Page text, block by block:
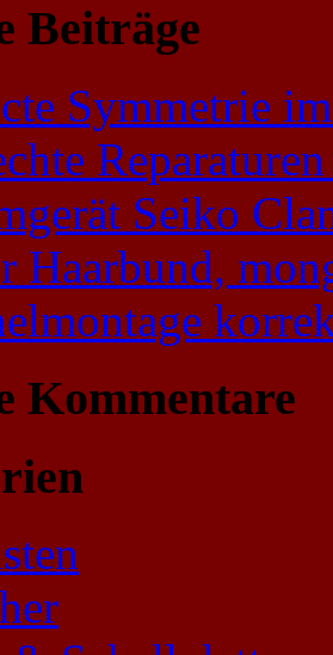
Beiträge
Symmetrie
Seiko
Haarbund,
Kommentare